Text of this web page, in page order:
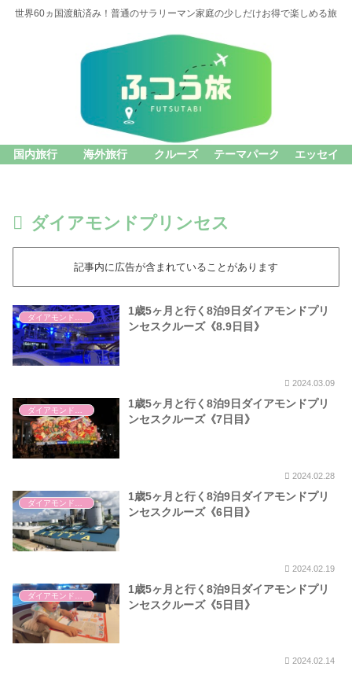
世界60ヵ国渡航済み！普通のサラリーマン家庭の少しだけお得で楽しめる旅
国内旅行 海外旅行 クルーズ テーマパーク エッセイ
ダイアモンドプリンセス
記事内に広告が含まれていることがあります
ダイアモンドプリンセス
1歳5ヶ月と行く8泊9日ダイアモンドプリ
ンセスクルーズ《8.9日目》
2024.03.09
1歳5ヶ月と行く8泊9日ダイアモンドプリ
ンセスクルーズ《7日目》
2024.02.28
1歳5ヶ月と行く8泊9日ダイアモンドプリ
ンセスクルーズ《6日目》
2024.02.19
1歳5ヶ月と行く8泊9日ダイアモンドプリ
ンセスクルーズ《5日目》
2024.02.14